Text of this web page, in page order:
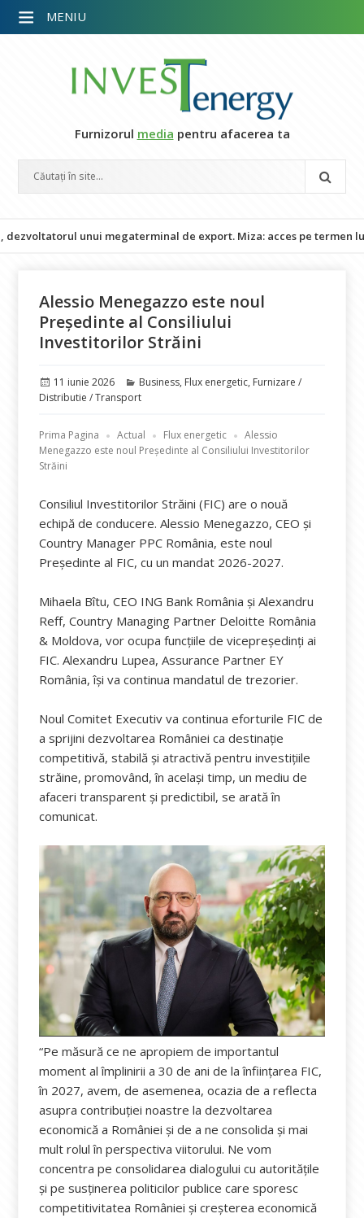
Furnizorul media pentru afacerea ta
unui megaterminal de export. Miza: acces pe termen lung la
Alessio Menegazzo este noul
Președinte al Consiliului
Investitorilor Străini
Publicat
pe
11 iunie 2026 Categorii
Business, Flux energetic, Furnizare /
Distributie / Transport
Prima Pagina Actual Flux energetic
Alessio
Menegazzo este noul Președinte al Consiliului Investitorilor
Străini
Consiliul Investitorilor Străini (FIC) are o nouă
echipă de conducere. Alessio Menegazzo, CEO şi
Country Manager PPC România, este noul
Președinte al FIC, cu un mandat 2026-2027.
Mihaela Bîtu, CEO ING Bank România şi Alexandru
Reff, Country Managing Partner Deloitte România
& Moldova, vor ocupa funcţiile de vicepreşedinţi ai
FIC. Alexandru Lupea, Assurance Partner EY
România, îşi va continua mandatul de trezorier.
Noul Comitet Executiv va continua eforturile FIC de
a sprijini dezvoltarea României ca destinaţie
competitivă, stabilă şi atractivă pentru investiţiile
străine, promovând, în acelaşi timp, un mediu de
afaceri transparent şi predictibil, se arată în
comunicat.
“Pe măsură ce ne apropiem de importantul
moment al împlinirii a 30 de ani de la înfiinţarea FIC,
în 2027, avem, de asemenea, ocazia de a reflecta
asupra contribuţiei noastre la dezvoltarea
economică a României şi de a ne consolida şi mai
mult rolul în perspectiva viitorului. Ne vom
concentra pe consolidarea dialogului cu autorităţile
şi pe susţinerea politicilor publice care sporesc
competitivitatea României şi creşterea economică
MENIU